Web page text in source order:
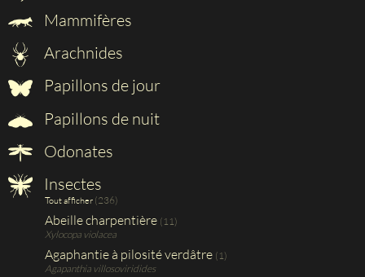
Mammifères
Arachnides
Papillons de jour
Papillons de nuit
Odonates
Insectes
Tout afficher (236)
Abeille charpentière (11)
Xylocopa violacea
Agaphantie à pilosité verdâtre (1)
Agapanthia villosoviridides